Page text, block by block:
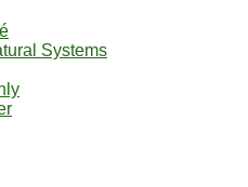
Systems